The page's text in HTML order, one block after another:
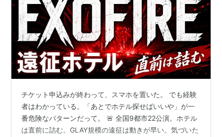
チケット申込みが終わって、スマホを置いた。 でも経験
者はわかっている。「あとでホテル探せばいいや」が一
番危険なパターンだって。 🚨 全国9都市22公演。ホテル
は直前に詰む。GLAY規模の遠征は動きが早い。気づいた